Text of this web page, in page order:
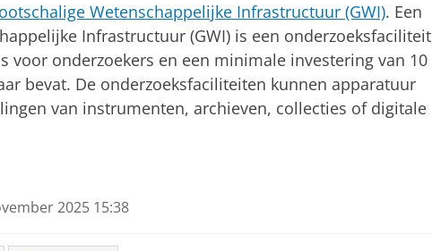
Wetenschappelijke Infrastructuur (GWI). Een
Infrastructuur (GWI) is een onderzoeksfaciliteit
voor onderzoekers en een minimale investering van 10
bevat. De onderzoeksfaciliteiten kunnen apparatuur
van instrumenten, archieven, collecties of digitale
2025 15:38